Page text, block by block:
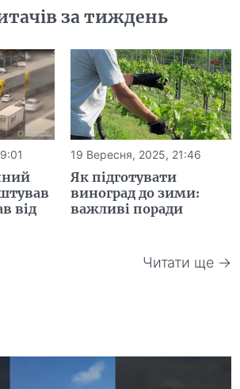
за тиждень
від
19 Вересня, 2025, 21:46
Як підготувати
виноград до зими:
важливі поради
Читати ще →